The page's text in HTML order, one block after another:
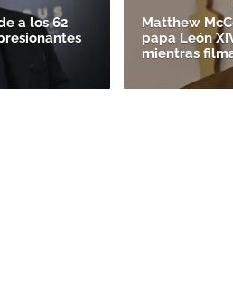
a los 62
Matthew
papa León
mientras